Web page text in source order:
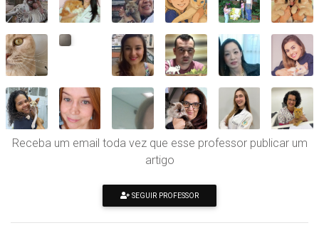
Receba um email toda vez que esse professor publicar um
artigo
SEGUIR PROFESSOR